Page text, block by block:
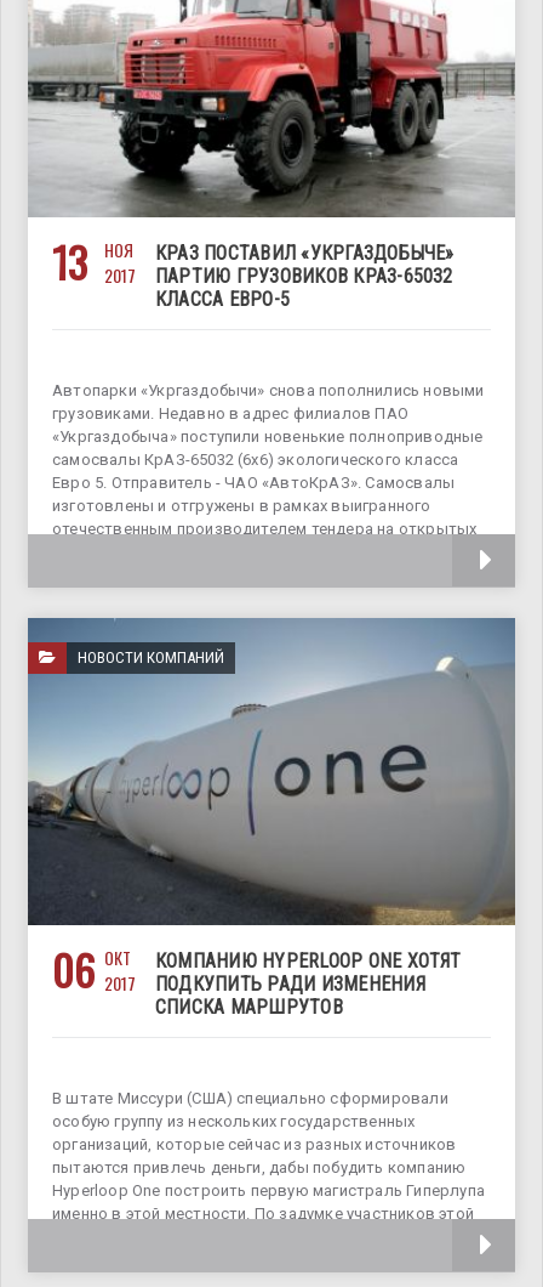
13
НОЯ
2017
КРАЗ ПОСТАВИЛ «УКРГАЗДОБЫЧЕ»
ПАРТИЮ ГРУЗОВИКОВ КРАЗ-65032
КЛАССА ЕВРО-5
Автопарки «Укргаздобычи» снова пополнились новыми
грузовиками. Недавно в адрес филиалов ПАО
«Укргаздобыча» поступили новенькие полноприводные
самосвалы КрАЗ-65032 (6х6) экологического класса
Евро 5. Отправитель - ЧАО «АвтоКрАЗ». Самосвалы
изготовлены и отгружены в рамках выигранного
отечественным производителем тендера на открытых
НОВОСТИ КОМПАНИЙ
06 ОКТ
2017
КОМПАНИЮ HYPERLOOP ONE ХОТЯТ
ПОДКУПИТЬ РАДИ ИЗМЕНЕНИЯ
СПИСКА МАРШРУТОВ
В штате Миссури (США) специально сформировали
особую группу из нескольких государственных
организаций, которые сейчас из разных источников
пытаются привлечь деньги, дабы побудить компанию
Hyperloop One построить первую магистраль Гиперлупа
именно в этой местности. По задумке участников этой